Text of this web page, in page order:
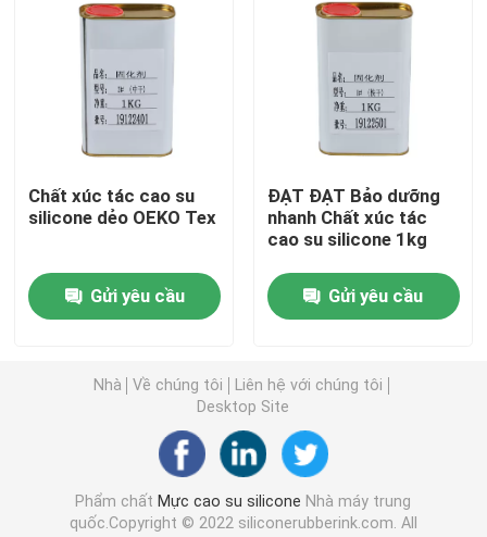
Mực in truyền nhiệt
Silicone bóng
Cao su silicone dẫn điện
Keo dán cao su silicone
Bột màu cao su silicone
Chất xúc tác cao su
silicone dẻo OEKO Tex
Gửi yêu cầu
ĐẠT ĐẠT Bảo dưỡng
nhanh Chất xúc tác
cao su silicone 1kg
Gửi yêu cầu
Nhà Về chúng tôi
Liên hệ với chúng tôi
Desktop Site
Phẩm chất Mực cao su silicone Nhà máy trung
quốc.Copyright © 2022 siliconerubberink.com. All